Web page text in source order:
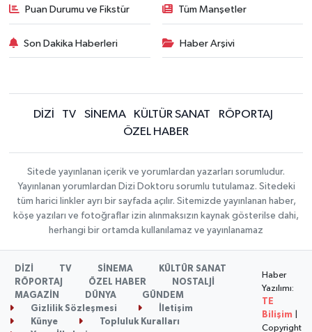
Puan Durumu ve Fikstür Tüm Manşetler
Son Dakika Haberleri Haber Arşivi
DİZİ TV SİNEMA KÜLTÜR SANAT
RÖPORTAJ
ÖZEL HABER
Sitede yayınlanan içerik ve yorumlardan yazarları sorumludur.
Yayınlanan yorumlardan Dizi Doktoru sorumlu tutulamaz. Sitedeki
tüm harici linkler ayrı bir sayfada açılır. Sitemizde yayınlanan haber,
köşe yazıları ve fotoğraflar izin alınmaksızın kaynak gösterilse dahi,
herhangi bir ortamda kullanılamaz ve yayınlanamaz
DİZİ TV SİNEMA
KÜLTÜR SANAT
RÖPORTAJ
ÖZEL HABER
NOSTALJİ
MAGAZİN
DÜNYA
GÜNDEM
Gizlilik Sözleşmesi
İletişim
Künye
Topluluk Kuralları
Haber
Yazılımı:
TE
Bilişim
Copyright